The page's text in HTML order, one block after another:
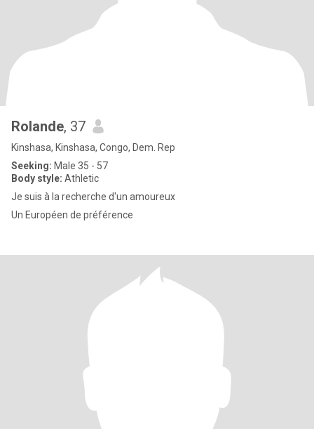
Rolande, 37
Kinshasa, Kinshasa, Congo, Dem. Rep
Seeking: Male 35 - 57
Body style: Athletic
Je suis à la recherche d'un amoureux
Un Européen de préférence